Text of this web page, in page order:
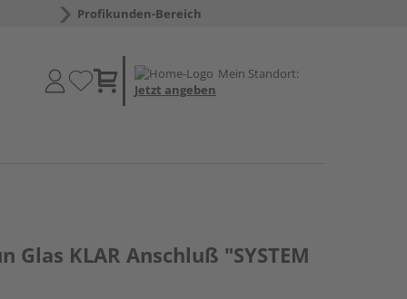
Profikunden-Bereich
Mein Standort:
Jetzt angeben
Glas KLAR Anschluß "SYSTEM